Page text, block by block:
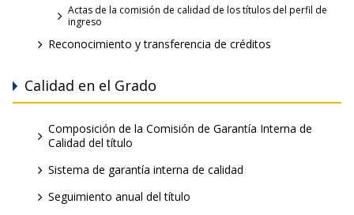
Actas de la comisión de calidad de los títulos del perfil de
ingreso
Reconocimiento y transferencia de créditos
Calidad en el Grado
Composición de la Comisión de Garantía Interna de
Calidad del título
Sistema de garantía interna de calidad
Seguimiento anual del título